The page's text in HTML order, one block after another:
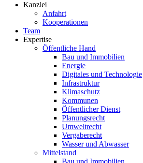
Kanzlei
Anfahrt
Kooperationen
Team
Expertise
Öffentliche Hand
Bau und Immobilien
Energie
Digitales und Technologie
Infrastruktur
Klimaschutz
Kommunen
Öffentlicher Dienst
Planungsrecht
Umweltrecht
Vergaberecht
Wasser und Abwasser
Mittelstand
Bau und Immobilien